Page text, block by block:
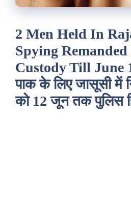
2 Men Held In
Spying
Custody Till June
पाक के लिए जासूसी में
को 12 जून तक पुलिस